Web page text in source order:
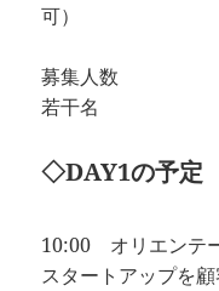
可）
募集人数
若干名
◇DAY1の予定
10:00 オリエンテ
スタートアップを